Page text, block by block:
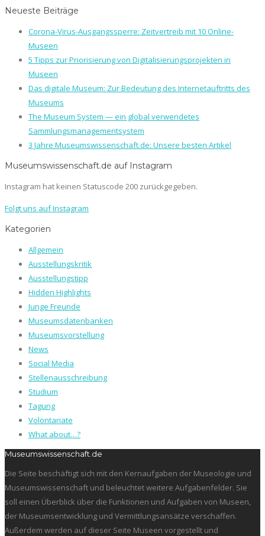
Neueste Beiträge
Corona-Virus-Ausgangssperre: Zeitvertreib mit 10 Online-
Museen
5 Tipps zur Priorisierung von Digitalisierungsprojekten in
Museen
Das digitale Museum: Zur Bedeutung des Internetauftritts des
Museums
The Museum System — ein global verwendetes
Sammlungsmanagementsystem
3 Jahre Museumswissenschaft.de: Unsere besten Artikel
Museumswissenschaft.de auf Instagram
Instagram hat keinen Statuscode 200 zurückgegeben.
Folgt uns auf Instagram
Kategorien
Allgemein
Ausstellungskritik
Ausstellungstipp
Hidden Highlights
Junge Freunde
Museumsdatenbanken
Museumsvorstellung
News
Social Media
Stellenausschreibung
Studium
Tagung
Volontariate
What about…?
Museumswissenschaft.de
Die Seite beschäftigt sich mit den Kernaufgaben der Museologie und
Museumswissenschaft und beleuchtet weitere Aufgabenfelder. Sie
soll einen Überblick über die Funktionen und Aufgaben von Museen,
der Museumsentwicklung und Vermittlungsansätze verschaffen.
Außerdem werden auf dieser Seite Museen vorgestellt und